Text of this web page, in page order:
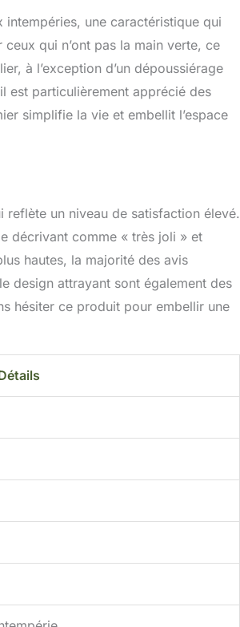
intempéries, une caractéristique qui
qui n’ont pas la main verte, ce
à l’exception d’un dépoussiérage
est particulièrement apprécié des
simplifie la vie et embellit l’espace
un niveau de satisfaction élevé.
décrivant comme « très joli » et
hautes, la majorité des avis
design attrayant sont également des
hésiter ce produit pour embellir une